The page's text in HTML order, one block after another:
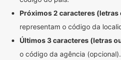
Próximos 2 caracteres (letras
representam o código da
Últimos 3 caracteres (letras
o código da agência